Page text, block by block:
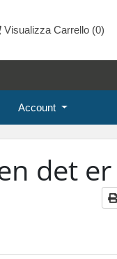
Visualizza Carrello (0)
Account
det er